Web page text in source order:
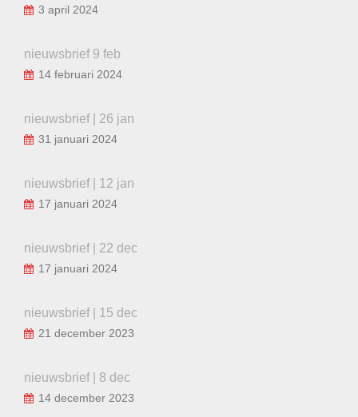
3 april 2024
nieuwsbrief 9 feb
14 februari 2024
nieuwsbrief | 26 jan
31 januari 2024
nieuwsbrief | 12 jan
17 januari 2024
nieuwsbrief | 22 dec
17 januari 2024
nieuwsbrief | 15 dec
21 december 2023
nieuwsbrief | 8 dec
14 december 2023